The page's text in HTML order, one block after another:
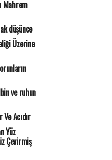
Mahrem
düşünce
Üzerine
ve ruhun
Acıdır
Yüz
Çevirmiş